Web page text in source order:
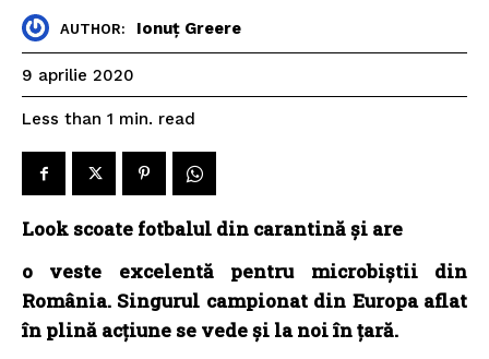
AUTHOR: Ionuț Greere
9 aprilie 2020
Less than 1 min. read
Look scoate fotbalul din carantină şi are
o veste excelentă pentru microbiştii din
România. Singurul campionat din Europa aflat
în plină acțiune se vede și la noi în țară.